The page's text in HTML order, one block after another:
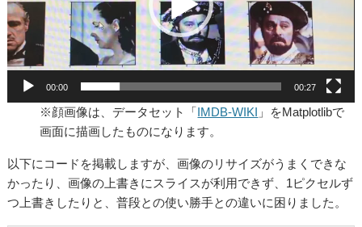
ヤ
ー
00:00 00:27
※顔画像は、データセット「IMDB-WIKI 」をMatplotlibで
画面に描画したものになります。
以下にコードを掲載しますが、画像のリサイズがうまくできな
かったり、画像の上書きにスライスが利用できず、1ピクセルず
つ上書きしたりと、普段との使い勝手との違いに困りました 。